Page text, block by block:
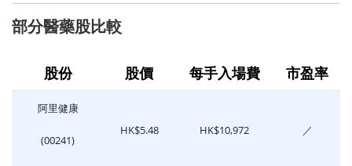
部分醫藥股比較
股份 股價 每手入場費 市盈率
阿里健康
(00241)
HK$5.48 HK$10,972 ／